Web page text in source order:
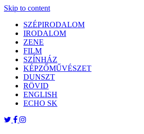
Skip to content
SZÉPIRODALOM
IRODALOM
ZENE
FILM
SZÍNHÁZ
KÉPZŐMŰVÉSZET
DUNSZT
RÖVID
ENGLISH
ECHO SK